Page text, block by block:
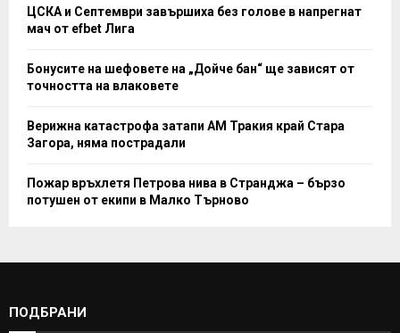
ЦСКА и Септември завършиха без голове в напрегнат
мач от efbet Лига
Бонусите на шефовете на „Дойче бан“ ще зависят от
точността на влаковете
Верижна катастрофа затапи АМ Тракия край Стара
Загора, няма пострадали
Пожар връхлетя Петрова нива в Странджа – бързо
потушен от екипи в Малко Търново
ПОДБРАНИ